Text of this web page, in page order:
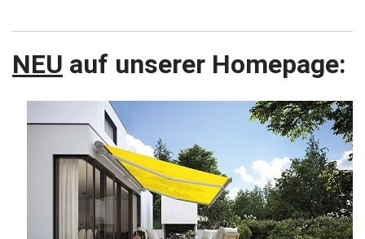
NEU auf unserer Homepage: